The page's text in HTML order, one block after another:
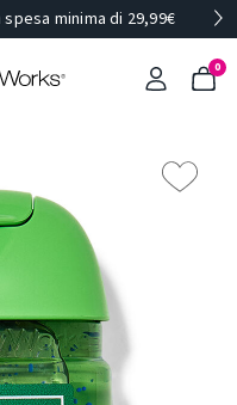
minima di 29,99€
0